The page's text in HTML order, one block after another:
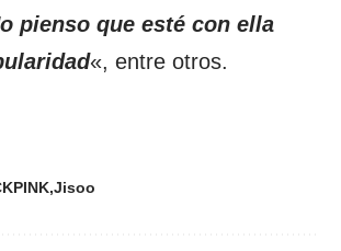
pienso que esté con ella
«, entre otros.
Jisoo